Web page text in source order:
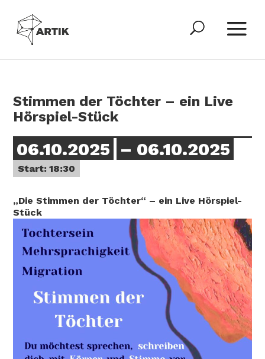
Stimmen der Töchter – ein Live
Hörspiel-Stück
06.10.2025 – 06.10.2025
Start: 18:30
„Die Stimmen der Töchter“ – ein Live Hörspiel-
Stück